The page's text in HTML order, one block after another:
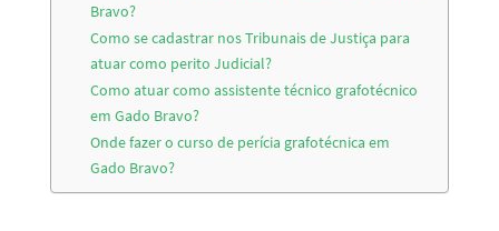
Bravo?
Como se cadastrar nos Tribunais de Justiça para
atuar como perito Judicial?
Como atuar como assistente técnico grafotécnico
em Gado Bravo?
Onde fazer o curso de perícia grafotécnica em
Gado Bravo?